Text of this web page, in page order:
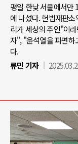
평일 한낮 서울에서만
에 나섰다. 헌법재판
리가 세상의 주인"이
자", "윤석열을 파면하
다.
류민 기자